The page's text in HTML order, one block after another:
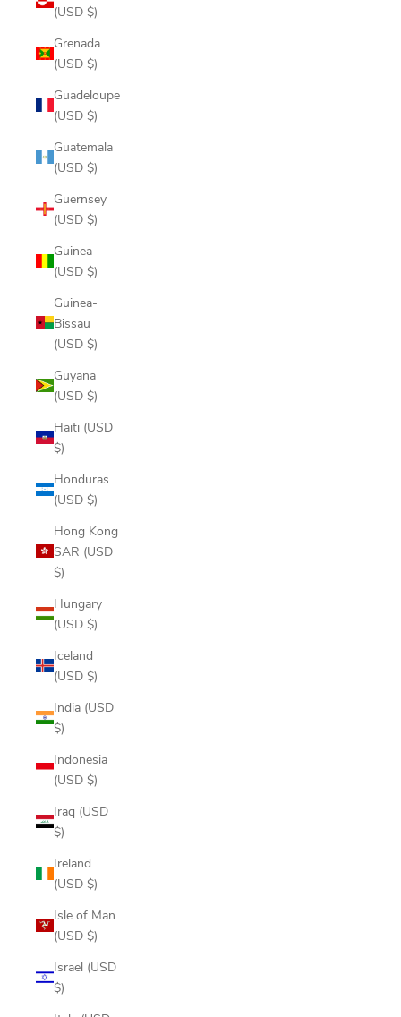
(USD $)
Grenada
(USD $)
Guadeloupe
(USD $)
Guatemala
(USD $)
Guernsey
(USD $)
Guinea
(USD $)
Guinea-
Bissau
(USD $)
Guyana
(USD $)
Haiti (USD
$)
Honduras
(USD $)
Hong Kong
SAR (USD
$)
Hungary
(USD $)
Iceland
(USD $)
India (USD
$)
Indonesia
(USD $)
Iraq (USD
$)
Ireland
(USD $)
Isle of Man
(USD $)
Israel (USD
$)